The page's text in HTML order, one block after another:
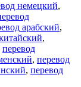
немецкий,
арабский,
,
перевод
, перевод
, перевод